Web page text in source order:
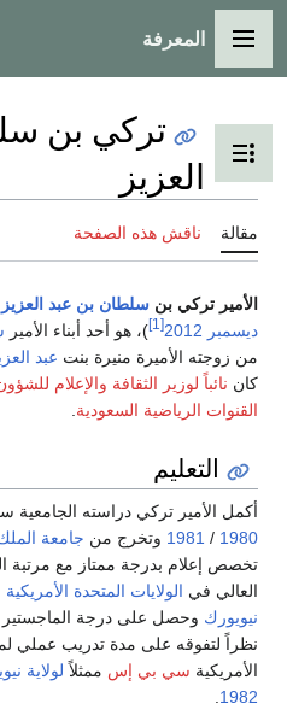
القائمة الرئيسية
المعرفة
تبديل عرض جدول المحتويات
تركي بن
العزيز
ناقش هذه الصفحة
تركي بن سلطان بن عبد العزيز آل
2012
[1] )، هو أحد أبناء الأمير
زوجته الأميرة منيرة بنت عبد العزيز
نائباً لوزير الثقافة والإعلام للشؤون
الرياضية السعودية.
التعليم
الأمير تركي دراسته الجامعية سنة
/
1981وتخرج من جامعة الملك
إعلام بدرجة ممتاز مع مرتبة
في الولايات المتحدة الأمريكية في
وحصل على درجة الماجستير في
لتفوقه على مدة تدريب عملي لمدة
سي بي إسممثلاًلولاية نيويورك
.